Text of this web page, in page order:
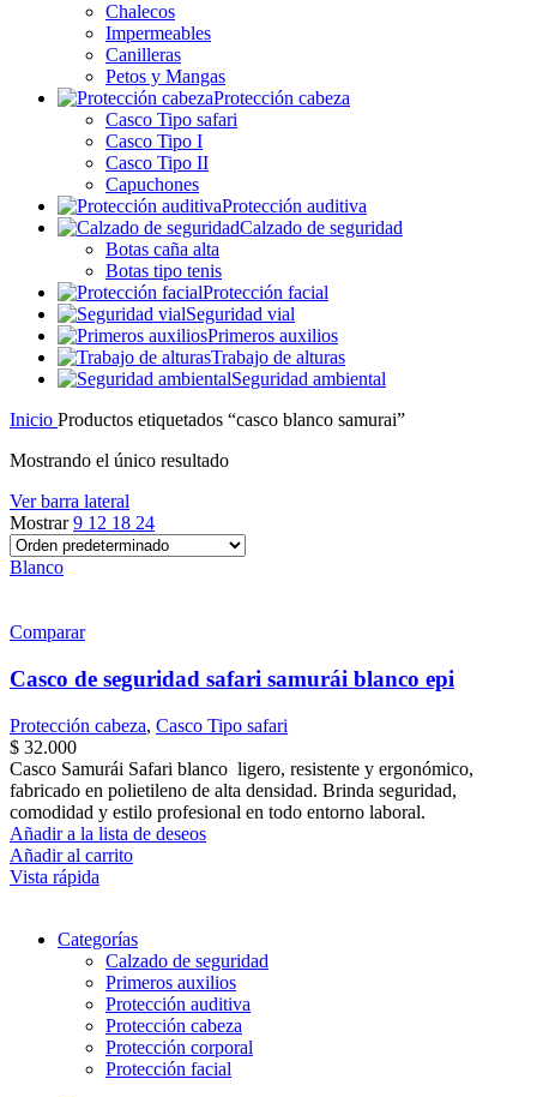
Chalecos
Impermeables
Canilleras
Petos y Mangas
Protección cabeza
Casco Tipo safari
Casco Tipo I
Casco Tipo II
Capuchones
Protección auditiva
Calzado de seguridad
Botas caña alta
Botas tipo tenis
Protección facial
Seguridad vial
Primeros auxilios
Trabajo de alturas
Seguridad ambiental
Inicio Productos etiquetados “casco blanco samurai”
Mostrando el único resultado
Ver barra lateral
Mostrar9 12 18 24
Blanco
Comparar
Casco de seguridad safari samurái blanco epi
Protección cabeza, Casco Tipo safari
$ 32.000
Casco Samurái Safari blanco ligero, resistente y ergonómico,
fabricado en polietileno de alta densidad. Brinda seguridad,
comodidad y estilo profesional en todo entorno laboral.
Añadir a la lista de deseos
Añadir al carrito
Vista rápida
Categorías
Calzado de seguridad
Primeros auxilios
Protección auditiva
Protección cabeza
Protección corporal
Protección facial